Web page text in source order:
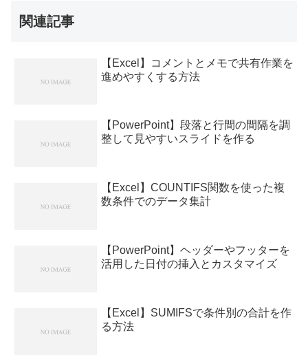
関連記事
【Excel】コメントとメモで共有作業を
進めやすくする方法
【PowerPoint】段落と行間の間隔を調
整して見やすいスライドを作る
【Excel】COUNTIFS関数を使った複
数条件でのデータ集計
【PowerPoint】ヘッダーやフッターを
活用した日付の挿入とカスタマイズ
【Excel】SUMIFSで条件別の合計を作
る方法